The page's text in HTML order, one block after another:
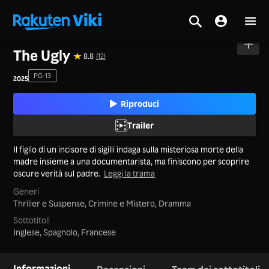
The Ugly 8.8 (12)
2025 PG-13
Riproduci
Trailer
Il figlio di un incisore di sigilli indaga sulla misteriosa morte della
madre insieme a una documentarista, ma finiscono per scoprire
oscure verità sul padre. Leggi la trama
Generi
Thriller e Suspense,Crimine e Mistero, Dramma
Sottotitoli
Inglese, Spagnolo, Francese